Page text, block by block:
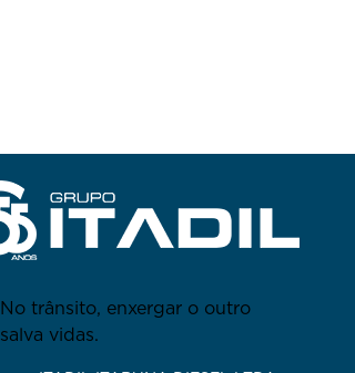
No trânsito, enxergar o outro
salva vidas.